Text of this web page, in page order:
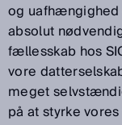
og
absolut
fællesskab hos
vore
meget
på at styrke